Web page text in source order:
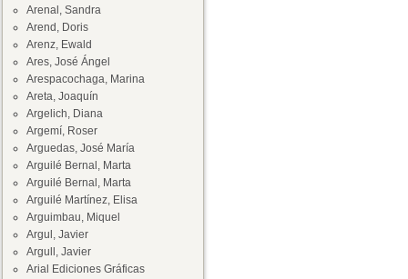
Arenal, Sandra
Arend, Doris
Arenz, Ewald
Ares, José Ángel
Arespacochaga, Marina
Areta, Joaquín
Argelich, Diana
Argemí, Roser
Arguedas, José María
Arguilé Bernal, Marta
Arguilé Bernal, Marta
Arguilé Martínez, Elisa
Arguimbau, Miquel
Argul, Javier
Argull, Javier
Arial Ediciones Gráficas